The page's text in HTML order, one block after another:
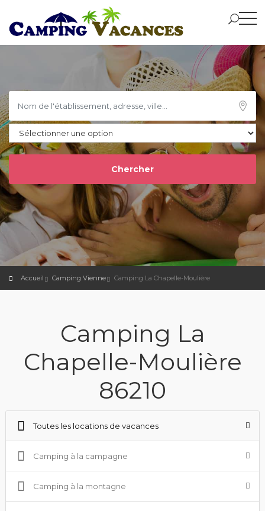
Accueil Camping Vienne Camping La Chapelle-Moulière
Camping La
Chapelle-Moulière
86210
Toutes les locations de vacances
Camping à la campagne
Camping à la montagne